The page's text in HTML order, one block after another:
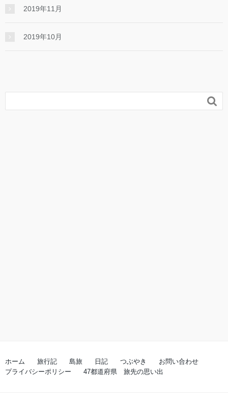
2019年11月
2019年10月

ホーム 旅行記 島旅 日記 つぶやき
お問い合わせ
プライバシーポリシー
47都道府県 旅先の思い出